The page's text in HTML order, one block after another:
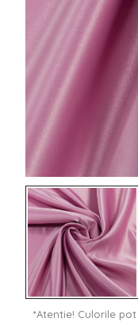
*Atentie! Culorile